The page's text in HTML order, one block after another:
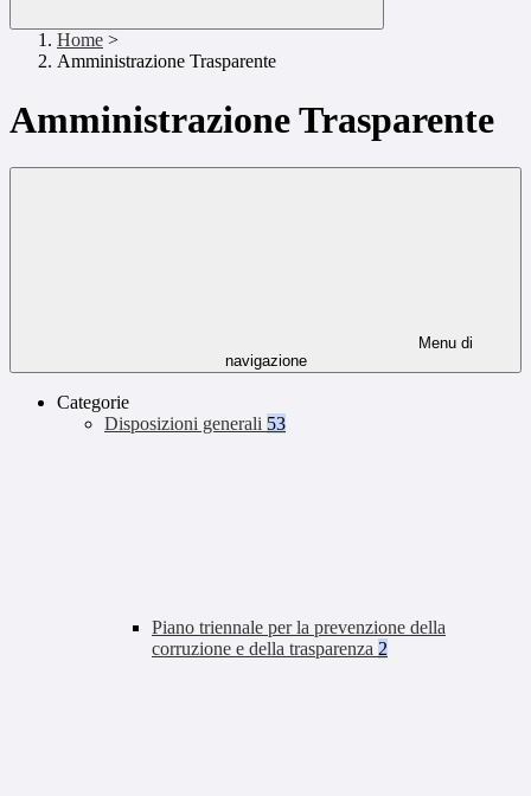
Home >
Amministrazione Trasparente
Amministrazione Trasparente
Menu di
navigazione
Categorie
Disposizioni generali 53
Piano triennale per la prevenzione della
corruzione e della trasparenza 2